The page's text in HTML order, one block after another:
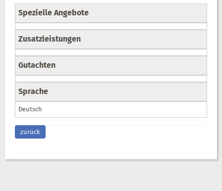
Spezielle Angebote
Zusatzleistungen
Gutachten
Sprache
Deutsch
zurück